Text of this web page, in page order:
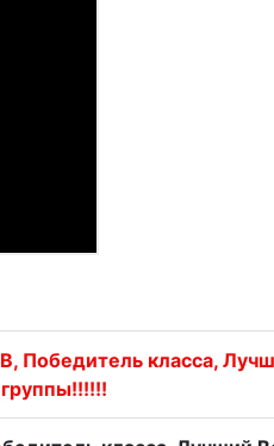
Победитель класса,